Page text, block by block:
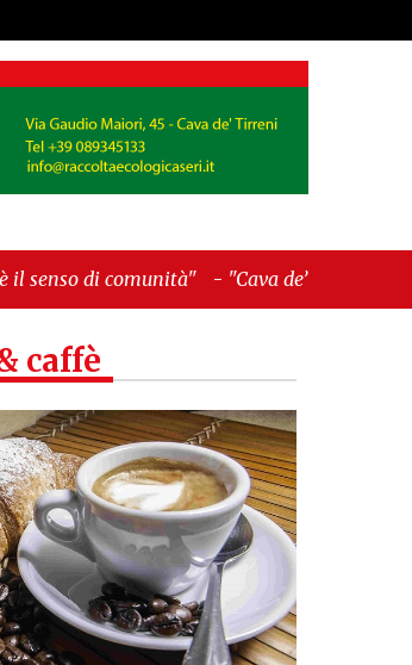
- "Cava de’ Tirreni, La
caffè